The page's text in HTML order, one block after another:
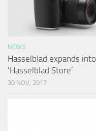
NEWS
Hasselblad expands
‘Hasselblad Store’
30 NOV, 2017